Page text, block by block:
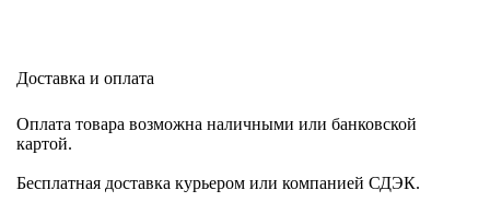
Доставка и оплата
Оплата товара возможна наличными или банковской
картой.
Бесплатная доставка курьером или компанией СДЭК.